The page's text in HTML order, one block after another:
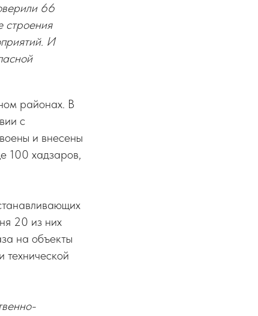
66
строения
И
районах. В
с
и внесены
100 хадзаров,
20 из них
на объекты
технической